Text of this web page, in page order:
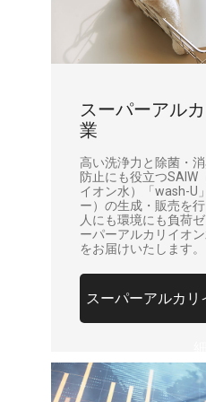
スーパーアル
業
高い洗浄力と除菌・
防止にも役立つSAIW
イオン水）「wash-U
ー）の生成・販売を行
人にも環境にも負荷
ーパーアルカリイオ
をお届けいたします。
スーパーアルカ